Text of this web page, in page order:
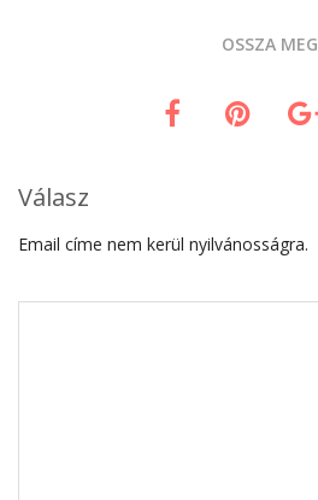
OSSZA MEG
Válasz
Email címe nem kerül nyilvánosságra.